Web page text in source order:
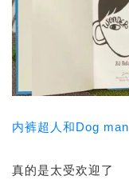
内裤超人和Dog man
真的是太受欢迎了